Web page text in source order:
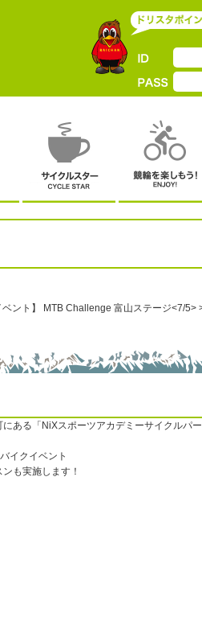
ベント】 MTB Challenge 富山ステージ<7/5>
ある「NiXスポーツアカデミーサイクルパー
イクイベント
も実施します！